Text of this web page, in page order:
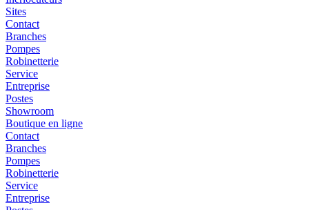
Sites
Contact
Branches
Pompes
Robinetterie
Service
Entreprise
Postes
Showroom
Boutique en ligne
Contact
Branches
Pompes
Robinetterie
Service
Entreprise